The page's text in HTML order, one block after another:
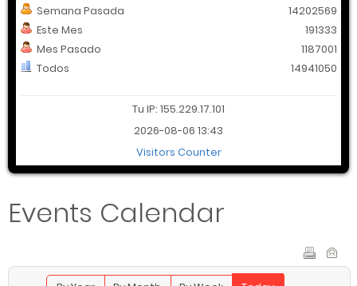
Semana Pasada
Este Mes
Mes Pasado
Todos
14202569
191333
1187001
14941050
Tu IP: 155.229.17.101
2026-08-06 13:43
Visitors Counter
Events Calendar